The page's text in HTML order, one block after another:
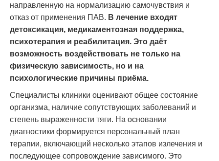
направленную на нормализацию самочувствия и
отказ от применения ПАВ. В лечение входят
детоксикация, медикаментозная поддержка,
психотерапия и реабилитация. Это даёт
возможность воздействовать не только на
физическую зависимость, но и на
психологические причины приёма.
Специалисты клиники оценивают общее состояние
организма, наличие сопутствующих заболеваний и
степень выраженности тяги. На основании
диагностики формируется персональный план
терапии, включающий несколько этапов излечения и
последующее сопровождение зависимого. Это